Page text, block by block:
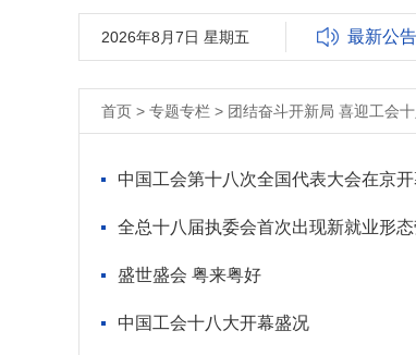
2026年8月7日 星期五 最新公告
广东省总工会关于
首页 > 专题专栏 > 团结奋斗开新局 喜迎工会
中国工会第十八次全国代表大会在京
全总十八届执委会首次出现新就业形
盛世盛会 粤来粤好
中国工会十八大开幕盛况